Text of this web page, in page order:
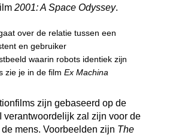
2001: A Space Odyssey.
over de relatie tussen een
en gebruiker
waarin robots identiek zijn
zie je in de filmEx Machina
zijn gebaseerd op de
verantwoordelijk zal zijn voor de
mens. Voorbeelden zijn The